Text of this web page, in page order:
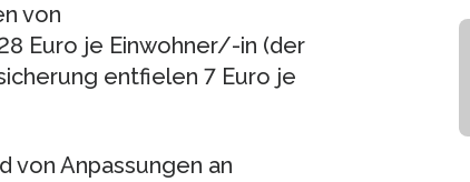
von
Euro je Einwohner/-in (der
entfielen 7 Euro je
von Anpassungen an